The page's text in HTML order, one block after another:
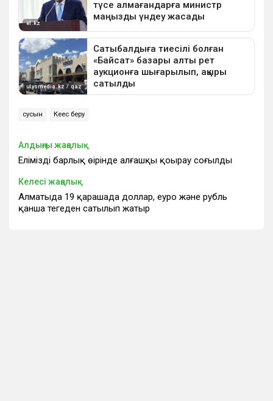
сусын Кеңес беру
Алдыңғы жаңалық
Еліміздің барлық өңірінде алғашқы қоңырау соғылды
Келесі жаңалық
Алматыда 19 қарашада доллар, еуро және рубль
қанша теңгеден сатылып жатыр